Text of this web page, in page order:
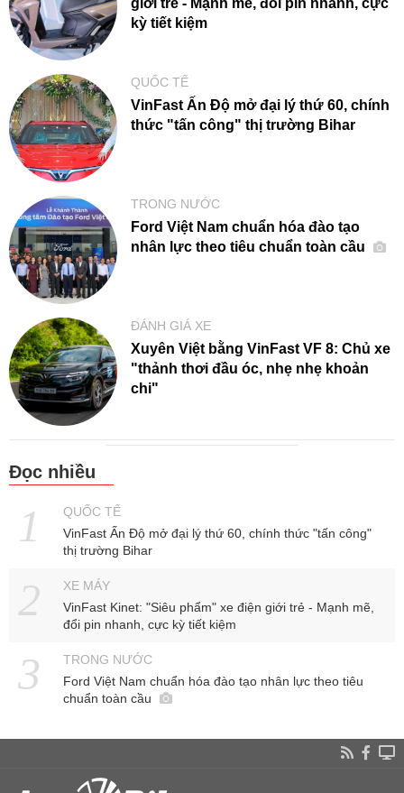
giới trẻ - Mạnh mẽ, đổi pin nhanh, cực
kỳ tiết kiệm
QUỐC TẾ
VinFast Ấn Độ mở đại lý thứ 60, chính
thức "tấn công" thị trường Bihar
TRONG NƯỚC
Ford Việt Nam chuẩn hóa đào tạo
nhân lực theo tiêu chuẩn toàn cầu
ĐÁNH GIÁ XE
Xuyên Việt bằng VinFast VF 8: Chủ xe
"thảnh thơi đầu óc, nhẹ nhẹ khoản
chi"
Đọc nhiều
QUỐC TẾ
VinFast Ấn Độ mở đại lý thứ 60, chính thức "tấn công"
thị trường Bihar
XE MÁY
VinFast Kinet: "Siêu phẩm" xe điện giới trẻ - Mạnh mẽ,
đổi pin nhanh, cực kỳ tiết kiệm
TRONG NƯỚC
Ford Việt Nam chuẩn hóa đào tạo nhân lực theo tiêu
chuẩn toàn cầu